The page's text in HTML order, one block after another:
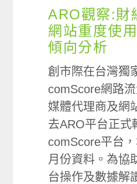
ARO觀察:財
網站重度使
傾向分析
創市際在台灣獨
comScore網路
媒體代理商及網
去ARO平台正式
comScore平台
月份資料。為協
台操作及數據解